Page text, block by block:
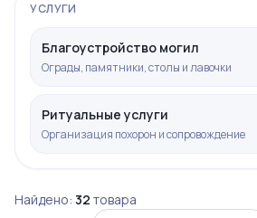
УСЛУГИ
Благоустройство могил
Ограды, памятники, столы и лавочки
Ритуальные услуги
Организация похорон и сопровождение
Найдено: 32 товара